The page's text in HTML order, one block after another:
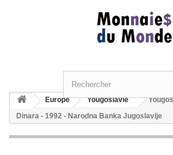
Europe Yougoslavie
Dinara - 1992 - Narodna Banka Jugoslavije